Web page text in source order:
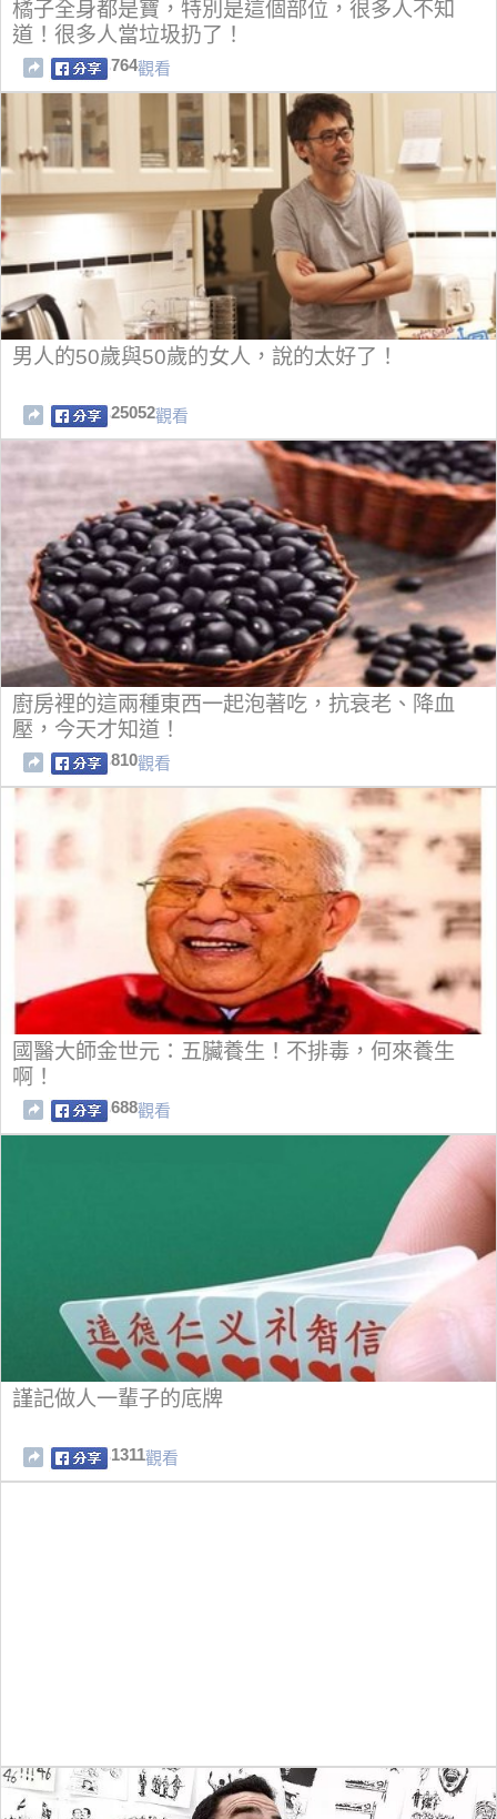
橘子全身都是寶，特別是這個部位，很多人不知
道！很多人當垃圾扔了！
764觀看
男人的50歲與50歲的女人，說的太好了！
25052觀看
廚房裡的這兩種東西一起泡著吃，抗衰老、降血
壓，今天才知道！
810觀看
國醫大師金世元：五臟養生！不排毒，何來養生
啊！
688觀看
謹記做人一輩子的底牌
1311觀看